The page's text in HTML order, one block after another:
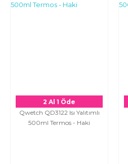
2 Al 1 Öde
Qwetch QD3122 Isı Yalıtımlı
500ml Termos - Haki